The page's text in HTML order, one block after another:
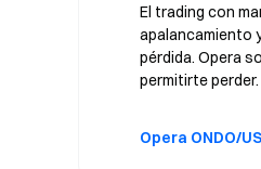
El trading con
apalancamiento
pérdida. Opera
permitirte perder.
Opera ONDO/